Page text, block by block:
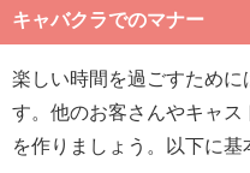
キャバクラでのマナー
楽しい時間を過ごすため
す。他のお客さんやキャ
を作りましょう。以下に基